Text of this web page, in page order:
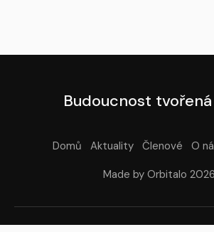
Budoucnost
Domů Aktuality Členové O
Made by Orbitalo 2026